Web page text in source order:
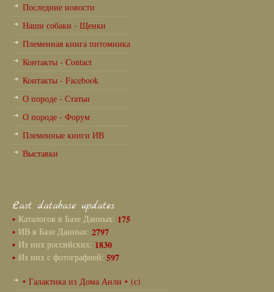
Последние новости
Наши собаки - Щенки
Племенная книга питомника
Контакты - Contact
Контакты - Facebook
О породе - Статьи
О породе - Форум
Племенные книги ИВ
Выставки
Last database updates
• Каталогов в Базе Данных: 175
• ИВ в Базе Данных: 2797
• Из них российских: 1830
• Из них с фотографией: 597
• Галактика из Дома Анли • (с)